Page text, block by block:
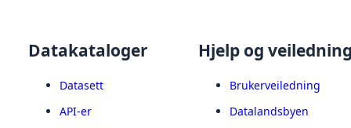
Datakataloger
Datasett
API-er
Hjelp og
Brukerveiledning
Datalandsbyen